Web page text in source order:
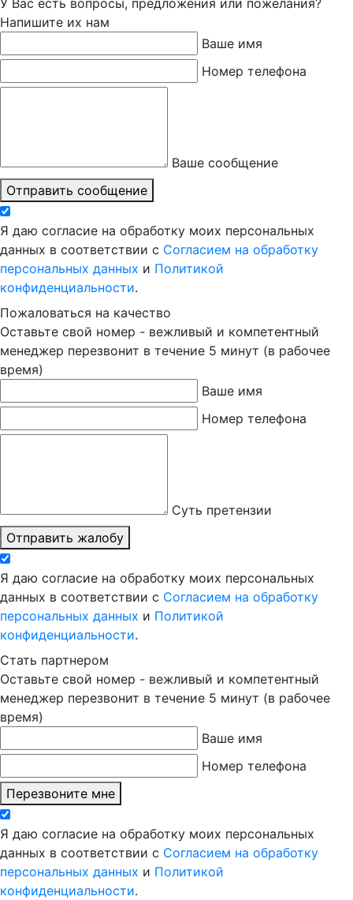
У Вас есть вопросы, предложения или пожелания?
Напишите их нам
Ваше имя
Номер телефона
Ваше сообщение
Отправить сообщение
Я даю согласие на обработку моих персональных
данных в соответствии с Согласием на обработку
персональных данных и Политикой
конфиденциальности.
Пожаловаться на качество
Оставьте свой номер - вежливый и компетентный
менеджер перезвонит в течение 5 минут (в рабочее
время)
Ваше имя
Номер телефона
Суть претензии
Отправить жалобу
Я даю согласие на обработку моих персональных
данных в соответствии с Согласием на обработку
персональных данных и Политикой
конфиденциальности.
Стать партнером
Оставьте свой номер - вежливый и компетентный
менеджер перезвонит в течение 5 минут (в рабочее
время)
Ваше имя
Номер телефона
Перезвоните мне
Я даю согласие на обработку моих персональных
данных в соответствии с Согласием на обработку
персональных данных и Политикой
конфиденциальности.